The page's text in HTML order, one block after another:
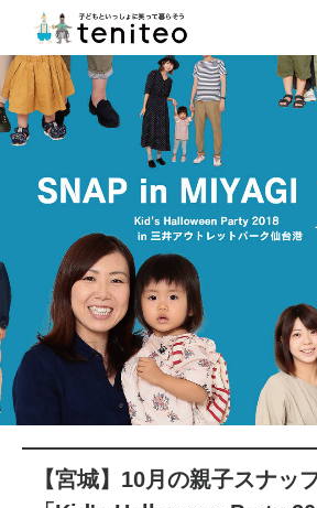
【宮城】10月の親子スナッ